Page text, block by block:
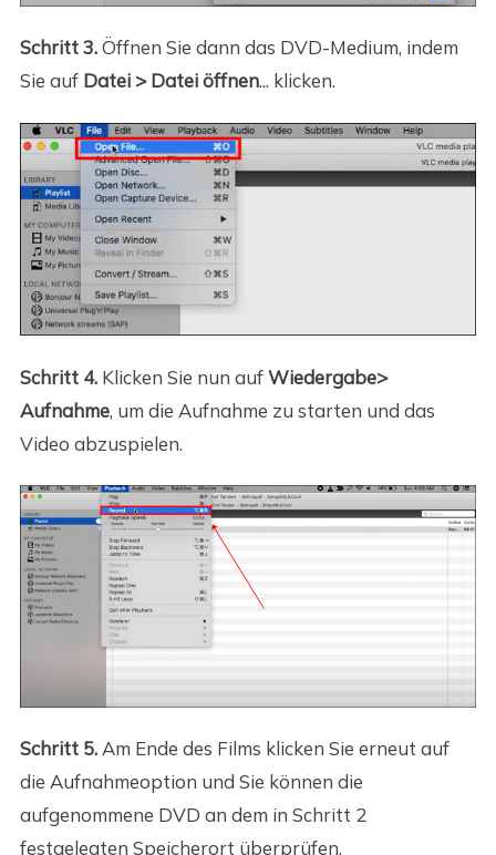
Schritt 3.Öffnen Sie dann das DVD-Medium, indem
Sie auf Datei > Datei öffnen... klicken.
Schritt 4. Klicken Sie nun aufWiedergabe>
Aufnahme, um die Aufnahme zu starten und das
Video abzuspielen.
Schritt 5.Am Ende des Films klicken Sie erneut auf
die Aufnahmeoption und Sie können die
aufgenommene DVD an dem in Schritt 2
festgelegten Speicherort überprüfen.